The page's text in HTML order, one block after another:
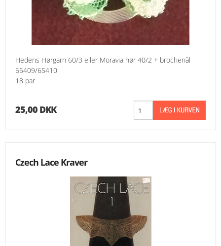
Hedens Hørgarn 60/3 eller Moravia hør 40/2 + brochenål
65409/65410
18 par
25,00 DKK
Czech Lace Kraver